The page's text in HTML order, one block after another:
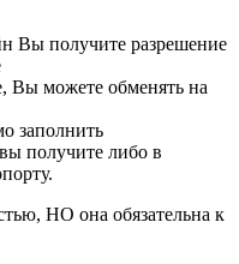
Вы получите разрешение
Вы можете обменять на
заполнить
получите либо в
НО она обязательна к